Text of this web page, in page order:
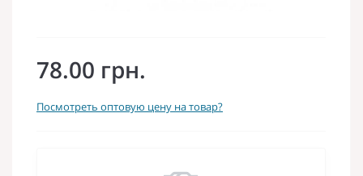
78.00 грн.
Посмотреть оптовую цену на товар?